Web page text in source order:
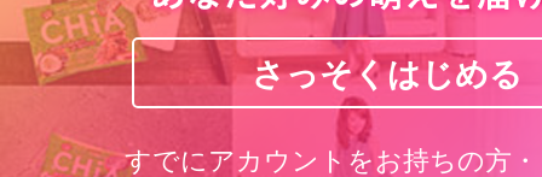
さっそくはじめる
すでにアカウントをお持ちの方